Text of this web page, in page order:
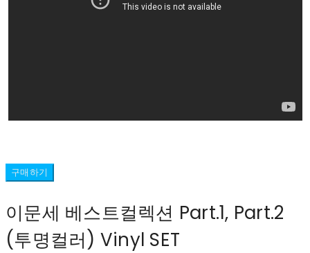
구매하기
이문세 베스트컬렉션 Part.1, Part.2
(투명컬러) Vinyl SET